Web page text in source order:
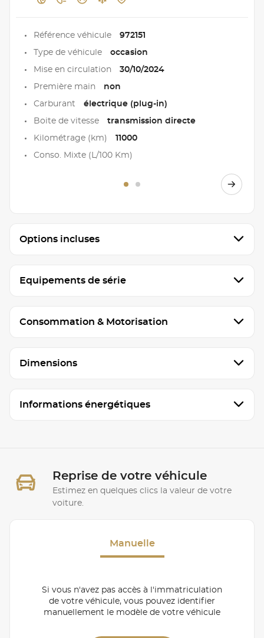
Référence véhicule 972151
Type de véhicule occasion
Mise en circulation 30/10/2024
Première main non
Carburant électrique (plug-in)
Boite de vitesse transmission directe
Kilométrage (km) 11000
Conso. Mixte (L/100 Km)
Options incluses
Equipements de série
Consommation & Motorisation
Dimensions
Informations énergétiques
Reprise de votre véhicule
Estimez en quelques clics la valeur de votre
voiture.
Manuelle
Si vous n'avez pas accès à l'immatriculation
de votre véhicule, vous pouvez identifier
manuellement le modèle de votre véhicule